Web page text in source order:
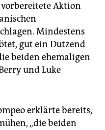
Aktion
Mindestens
gut ein Dutzend
beiden ehemaligen
und Luke
erklärte bereits,
„die beiden